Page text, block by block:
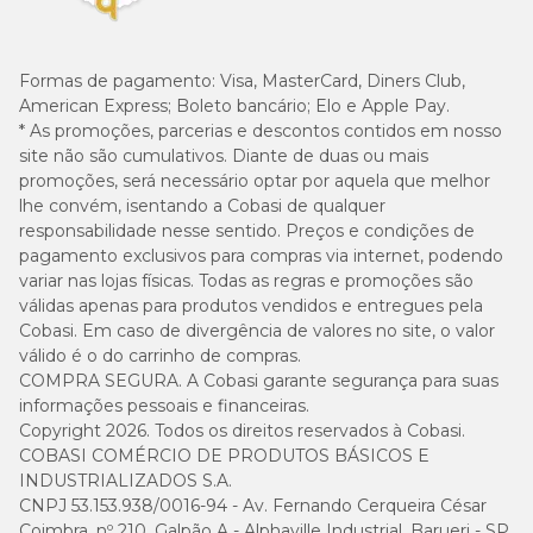
Rações light
Indicadas para controle de peso, as rações light têm menor
densidade calórica e maior teor de fibras. São
recomendadas para cães castrados, menos ativos ou com
tendência ao ganho de peso, pois ajudam a promover
saciedade sem comprometer o equilíbrio nutricional.
Ração para cachorro por porte
Oporte do cachorro influencia diretamente suas
necessidades nutricionais , o tamanho do grão, o gasto
energético e até a forma como o alimento é digerido.
Por isso, escolher uma ração desenvolvida especificamente
para cães de porte pequeno, médio ou grande ajuda a
garantir uma alimentação mais segura, equilibrada e
adequada ao dia a dia do pet. Confira as diferenças:
Ração para cães de porte pequeno
Formas de pagamento: Visa, MasterCard, Diners Club,
American Express; Boleto bancário; Elo e Apple Pay.
* As promoções, parcerias e descontos contidos em nosso
site não são cumulativos. Diante de duas ou mais
promoções, será necessário optar por aquela que melhor
lhe convém, isentando a Cobasi de qualquer
responsabilidade nesse sentido. Preços e condições de
pagamento exclusivos para compras via internet, podendo
variar nas lojas físicas. Todas as regras e promoções são
válidas apenas para produtos vendidos e entregues pela
Cobasi. Em caso de divergência de valores no site, o valor
válido é o do carrinho de compras.
COMPRA SEGURA. A Cobasi garante segurança para suas
informações pessoais e financeiras.
Copyright 2026. Todos os direitos reservados à Cobasi.
COBASI COMÉRCIO DE PRODUTOS BÁSICOS E
INDUSTRIALIZADOS S.A.
CNPJ 53.153.938/0016-94 - Av. Fernando Cerqueira César